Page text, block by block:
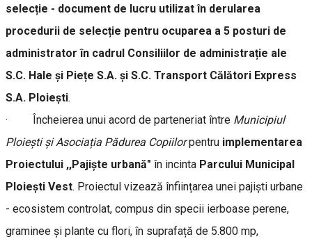
selecție - document de lucru utilizat în derularea
procedurii de selecție pentru ocuparea a 5 posturi de
administrator în cadrul Consiliilor de administrație ale
S.C. Hale și Piețe S.A. și S.C. Transport Călători Express
S.A. Ploiești.
· Încheierea unui acord de parteneriat între Municipiul
Ploiești și Asociația Pădurea Copiilorpentru implementarea
Proiectului ,,Pajiște urbană" în incinta Parcului Municipal
Ploiești Vest. Proiectul vizează înființarea unei pajiști urbane
- ecosistem controlat, compus din specii ierboase perene,
graminee și plante cu flori, în suprafață de 5.800 mp,